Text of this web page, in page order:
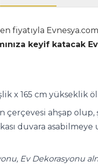
fiyatıyla
keyif katacak
x 165 cm yükseklik
çerçevesi ahşap
duvara
Ev Dekorasyonu